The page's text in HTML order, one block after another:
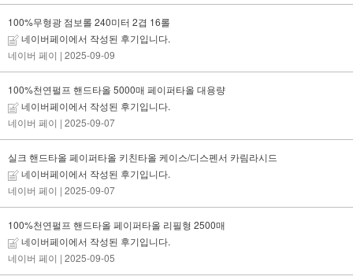
100%무형광 점보롤 240미터 2겹 16롤
네이버페이에서 작성된 후기입니다.
네이버 페이 | 2025-09-09
100%천연펄프 핸드타올 5000매 페이퍼타올 대용량
네이버페이에서 작성된 후기입니다.
네이버 페이 | 2025-09-07
실크 핸드타올 페이퍼타올 키친타올 케이스/디스펜서 카림라시드
네이버페이에서 작성된 후기입니다.
네이버 페이 | 2025-09-07
100%천연펄프 핸드타올 페이퍼타올 리필형 2500매
네이버페이에서 작성된 후기입니다.
네이버 페이 | 2025-09-05